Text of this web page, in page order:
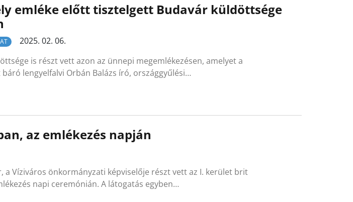
emléke előtt tisztelgett Budavár küldöttsége
2025. 02. 06.
is részt vett azon az ünnepi megemlékezésen, amelyet a
lengyelfalvi Orbán Balázs író, országgyűlési…
az emlékezés napján
a Víziváros önkormányzati képviselője részt vett az I. kerület brit
napi ceremónián. A látogatás egyben…